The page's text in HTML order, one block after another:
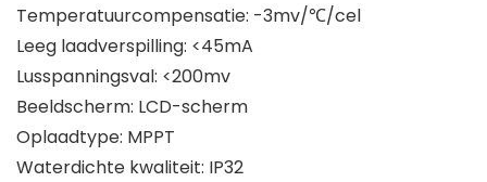
Temperatuurcompensatie: -3mv/℃/cel
Leeg laadverspilling: <45mA
Lusspanningsval: <200mv
Beeldscherm: LCD-scherm
Oplaadtype: MPPT
Waterdichte kwaliteit: IP32